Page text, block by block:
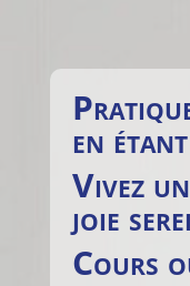
en
Vivez
joie
Cours